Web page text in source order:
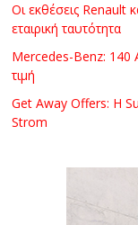
Οι εκθέσεις Renault
εταιρική ταυτότητα
Mercedes-Benz: 140
τιμή
Get Away Offers: Η
Strom